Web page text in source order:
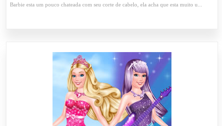
Barbie esta um pouco chateada com seu corte de cabelo, ela acha que esta muito u...